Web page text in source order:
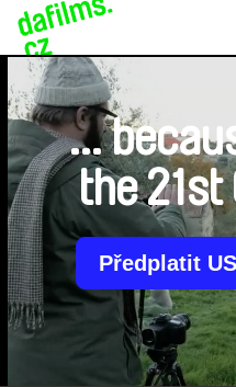
…
the 21st
Předplatit